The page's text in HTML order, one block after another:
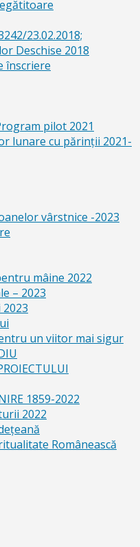
23.02.2018;
Deschise 2018
înscriere
pilot 2021
lunare cu părinții 2021-
vârstnice -2023
mâine 2022
– 2023
un viitor mai sigur
1859-2022
2022
Românească